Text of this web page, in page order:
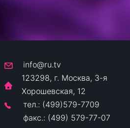
info@ru.tv
123298, г. Москва, 3-я
Хорошевская, 12
тел.: (499)579-7709
факс.: (499) 579-77-07